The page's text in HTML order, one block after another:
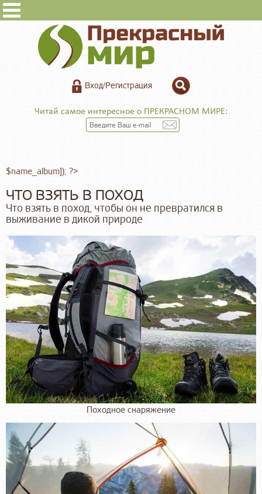
Вход/Регистрация
Читай самое интересное о ПРЕКРАСНОМ МИРЕ:
$name_album]); ?>
ЧТО ВЗЯТЬ В ПОХОД
Что взять в поход, чтобы он не превратился в
выживание в дикой природе
Походное снаряжение